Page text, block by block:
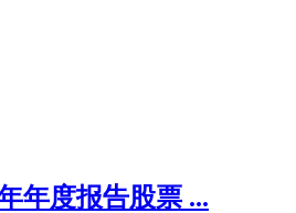
年度报告股票 ...